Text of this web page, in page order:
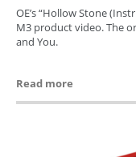
OE’s “Hollow Stone
M3 product video. The
and You.
Read more